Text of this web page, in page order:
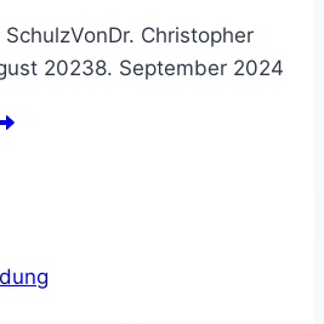
VonDr. Christopher
20238. September 2024